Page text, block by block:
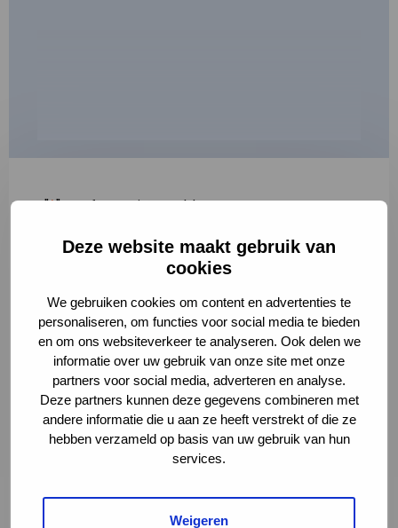
Deze website maakt gebruik van
cookies
We gebruiken cookies om content en advertenties te
personaliseren, om functies voor social media te bieden
en om ons websiteverkeer te analyseren. Ook delen we
informatie over uw gebruik van onze site met onze
partners voor social media, adverteren en analyse.
Deze partners kunnen deze gegevens combineren met
andere informatie die u aan ze heeft verstrekt of die ze
hebben verzameld op basis van uw gebruik van hun
services.
Weigeren
"*" geeft vereiste velden aan
2
Volledige omschrijving*